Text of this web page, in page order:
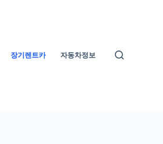
장기렌트카 자동차정보